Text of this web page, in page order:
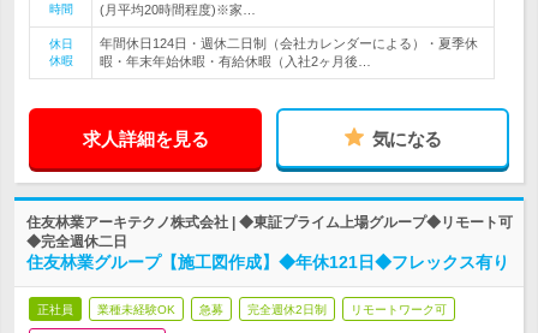
時間
(月平均20時間程度)※家…
休日
休暇
年間休日124日・週休二日制（会社カレンダーによる）・夏季休
暇・年末年始休暇・有給休暇（入社2ヶ月後…
求人詳細を見る 気になる
住友林業アーキテクノ株式会社 | ◆東証プライム上場グループ◆リモート可
◆完全週休二日
住友林業グループ【施工図作成】◆年休121日◆フレックス有り
正社員 業種未経験OK 急募 完全週休2日制 リモートワーク可